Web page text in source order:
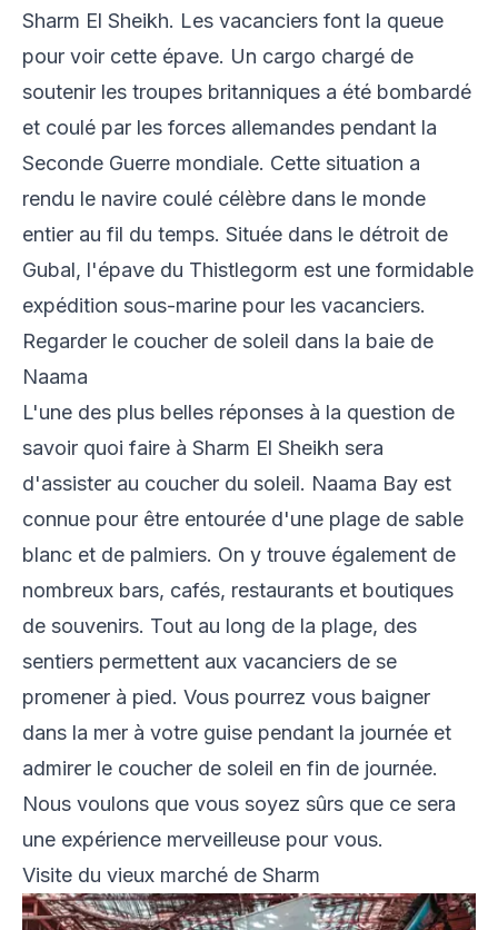
Sharm El Sheikh. Les vacanciers font la queue
pour voir cette épave. Un cargo chargé de
soutenir les troupes britanniques a été bombardé
et coulé par les forces allemandes pendant la
Seconde Guerre mondiale. Cette situation a
rendu le navire coulé célèbre dans le monde
entier au fil du temps. Située dans le détroit de
Gubal, l'épave du Thistlegorm est une formidable
expédition sous-marine pour les vacanciers.
Regarder le coucher de soleil dans la baie de
Naama
L'une des plus belles réponses à la question de
savoir quoi faire à Sharm El Sheikh sera
d'assister au coucher du soleil. Naama Bay est
connue pour être entourée d'une plage de sable
blanc et de palmiers. On y trouve également de
nombreux bars, cafés, restaurants et boutiques
de souvenirs. Tout au long de la plage, des
sentiers permettent aux vacanciers de se
promener à pied. Vous pourrez vous baigner
dans la mer à votre guise pendant la journée et
admirer le coucher de soleil en fin de journée.
Nous voulons que vous soyez sûrs que ce sera
une expérience merveilleuse pour vous.
Visite du vieux marché de Sharm